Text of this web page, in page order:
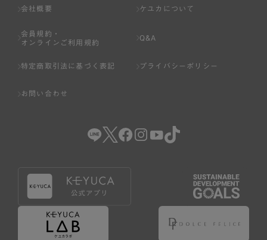
会社概要 ケユカについて
会員規約・
オンラインご利用規約
Q&A
特定商取引法に基づく表記 プライバシーポリシー
お問い合わせ